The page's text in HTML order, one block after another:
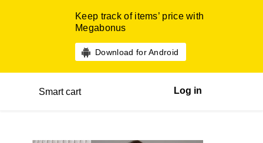
Keep track of items’ price with
Megabonus
Download for Android
Smart cart Log in